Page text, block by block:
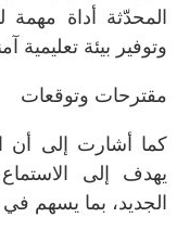
المحدّثة أداة مهمة
وتوفير بيئة تعليمية
مقترحات وتوقعات
كما أشارت إلى أن
يهدف إلى
الجديد، بما يسهم